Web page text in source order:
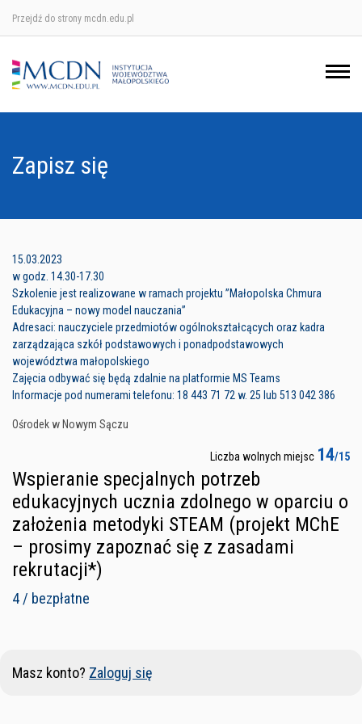
Przejdź do strony mcdn.edu.pl
Zapisz się
15.03.2023
w godz. 14.30-17.30
Szkolenie jest realizowane w ramach projektu ”Małopolska Chmura
Edukacyjna – nowy model nauczania”
Adresaci: nauczyciele przedmiotów ogólnokształcących oraz kadra
zarządzająca szkół podstawowych i ponadpodstawowych
województwa małopolskiego
Zajęcia odbywać się będą zdalnie na platformie MS Teams
Informacje pod numerami telefonu: 18 443 71 72 w. 25 lub 513 042 386
Ośrodek w Nowym Sączu
Liczba wolnych miejsc 14/15
Wspieranie specjalnych potrzeb
edukacyjnych ucznia zdolnego w oparciu o
założenia metodyki STEAM (projekt MChE
– prosimy zapoznać się z zasadami
rekrutacji*)
4 / bezpłatne
Masz konto? Zaloguj się
Ośrodek w Krakowie
Ośrodek w Nowym Sączu
Ośrodek w Tarnowie